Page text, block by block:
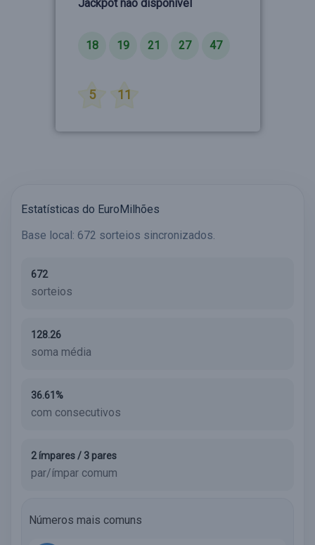
Jackpot não disponível
18 19 21 27 47
5 11
Estatísticas do EuroMilhões
Base local: 672 sorteios sincronizados.
672
sorteios
128.26
soma média
36.61%
com consecutivos
2 ímpares / 3 pares
par/ímpar comum
Números mais comuns